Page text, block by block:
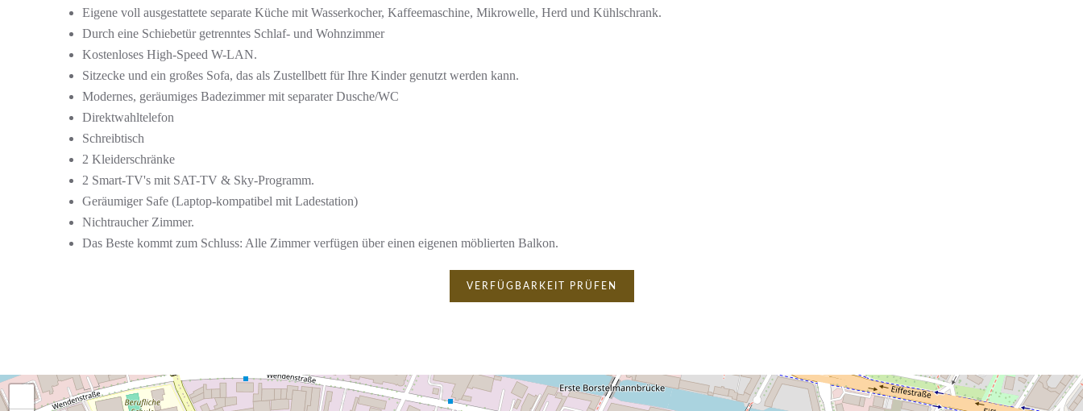
Eigene voll ausgestattete separate Küche mit Wasserkocher, Kaffeemaschine, Mikrowelle, Herd und Kühlschrank.
Durch eine Schiebetür getrenntes Schlaf- und Wohnzimmer
Kostenloses High-Speed W-LAN.
Sitzecke und ein großes Sofa, das als Zustellbett für Ihre Kinder genutzt werden kann.
Modernes, geräumiges Badezimmer mit separater Dusche/WC
Direktwahltelefon
Schreibtisch
2 Kleiderschränke
2 Smart-TV's mit SAT-TV & Sky-Programm.
Geräumiger Safe (Laptop-kompatibel mit Ladestation)
Nichtraucher Zimmer.
Das Beste kommt zum Schluss: Alle Zimmer verfügen über einen eigenen möblierten Balkon.
VERFÜGBARKEIT PRÜFEN